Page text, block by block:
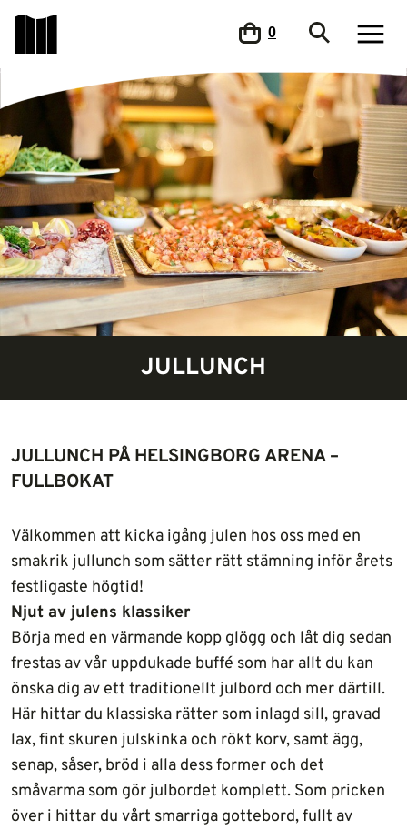
0
JULLUNCH
JULLUNCH PÅ HELSINGBORG ARENA –
FULLBOKAT
Välkommen att kicka igång julen hos oss med en
smakrik jullunch som sätter rätt stämning inför årets
festligaste högtid!
Njut av julens klassiker
Börja med en värmande kopp glögg och låt dig sedan
frestas av vår uppdukade buffé som har allt du kan
önska dig av ett traditionellt julbord och mer därtill.
Här hittar du klassiska rätter som inlagd sill, gravad
lax, fint skuren julskinka och rökt korv, samt ägg,
senap, såser, bröd i alla dess former och det
småvarma som gör julbordet komplett. Som pricken
över i hittar du vårt smarriga gottebord, fullt av